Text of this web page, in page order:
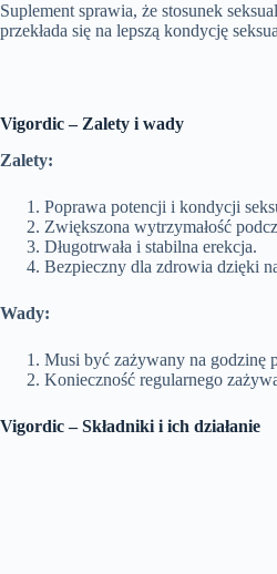
Suplement sprawia, że stosunek
przekłada się na lepszą kondycję
Vigordic – Zalety i wady
Zalety:
Poprawa potencji i kondycji
Zwiększona wytrzymałość
Długotrwała i stabilna erekcja.
Bezpieczny dla zdrowia dzięki
Wady:
Musi być zażywany na godzinę
Konieczność regularnego
Vigordic – Składniki i ich działanie